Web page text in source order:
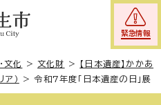
緊急情報
文化 >文化財 >
【日本遺産】かかあ
）
>令和7年度「日本遺産の日」展